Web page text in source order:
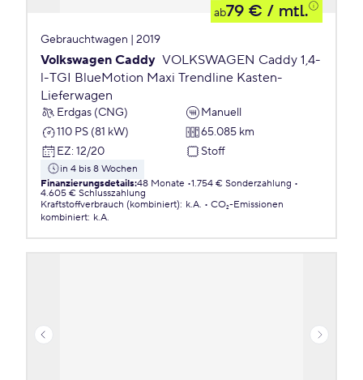
ab79 € / mtl.
Gebrauchtwagen | 2019
Volkswagen Caddy VOLKSWAGEN Caddy 1,4-
l-TGI BlueMotion Maxi Trendline Kasten-
Lieferwagen
Erdgas (CNG)
Manuell
110 PS (81 kW)
65.085 km
EZ: 12/20 Stoff
in 4 bis 8 Wochen
Finanzierungsdetails:48 Monate 1.754 € Sonderzahlung
4.605 € Schlusszahlung
Kraftstoffverbrauch (kombiniert): k.A.
CO₂-Emissionen
kombiniert: k.A.